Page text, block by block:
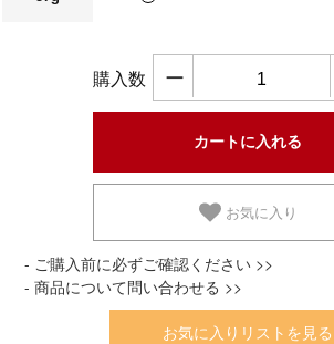
購入数 ー
お気に入り
- ご購入前に必ずご確認ください >>
- 商品について問い合わせる >>
お気に入りリストを見る